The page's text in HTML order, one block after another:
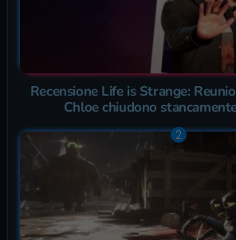
Recensione Life is Strange:
Chloe chiudono